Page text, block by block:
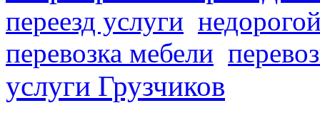
переезд услуги
перевозка мебели
услуги Грузчиков